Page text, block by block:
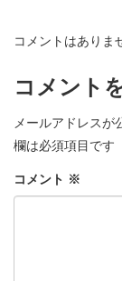
コメントはありま
コメント
メールアドレスが
欄は必須項目です
コメント ※